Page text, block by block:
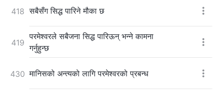
418 सबैसँग सिद्ध पारिने मौका छ
419
परमेश्‍वरले सबैजना सिद्ध पारिऊन् भन्ने कामना
गर्नुहुन्छ
430 मानिसको अन्त्यको लागि परमेश्‍वरको प्रबन्ध